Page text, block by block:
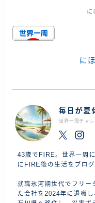
に
に
毎日が夏
世界一周チャ
43歳でFIRE。世界一周
にFIRE後の生活をブログ
就職氷河期世代でフリー
た会社を2024年に退職